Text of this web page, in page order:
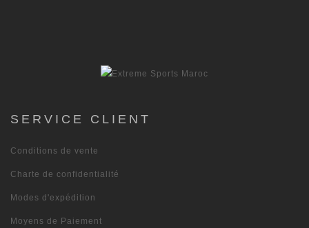
SERVICE CLIENT
Conditions de vente
Charte de confidentialité
Modes d'expédition
Moyens de Paiement